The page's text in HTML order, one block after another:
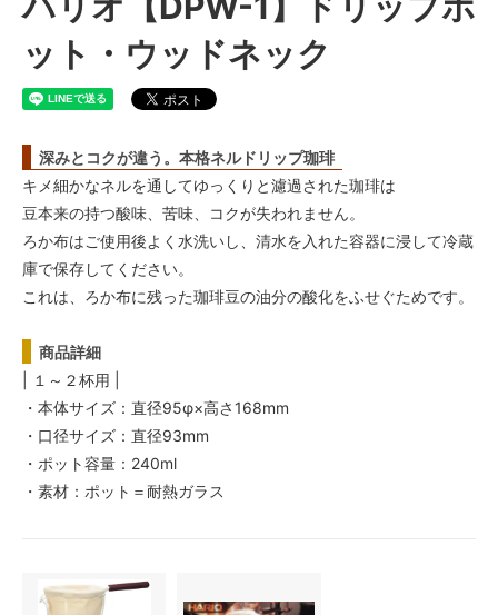
ット・ウッドネック
深みとコクが違う。本格ネルドリップ珈琲
キメ細かなネルを通してゆっくりと濾過された珈琲は
豆本来の持つ酸味、苦味、コクが失われません。
ろか布はご使用後よく水洗いし、清水を入れた容器に浸して冷蔵
庫で保存してください。
これは、ろか布に残った珈琲豆の油分の酸化をふせぐためです。
商品詳細
| １～２杯用 |
・本体サイズ：直径95φ×高さ168mm
・口径サイズ：直径93mm
・ポット容量：240ml
・素材：ポット＝耐熱ガラス